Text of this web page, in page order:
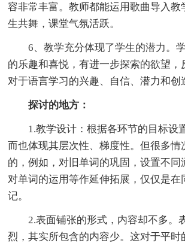
容非常丰富。教师都能运用歌曲导入教
生共舞，课堂气氛活跃。
6、教学充分体现了学生的潜力。学
的乐趣和喜悦，有进一步探索的欲望，
对于语言学习的兴趣、自信、潜力和创
探讨的地方：
1.教学设计：根据各环节的目标设
而也体现其层次性、梯度性。但很多情
的，例如，对旧单词的巩固，设置不同
对单词的运用等作延伸拓展，仅仅是在
记。
2.表面铺张的形式，内容却不多。
烈，其实所包含的内容少。这对于平时